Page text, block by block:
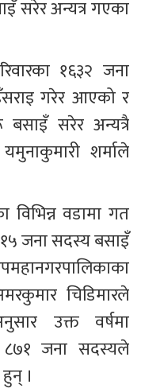
सरेर अन्यत्र गएका
१६३२ जना
गरेर आएको र
सरेर अन्यत्रै
शर्माले
विभिन्न वडामा गत
जना सदस्य बसाइँ
चिडिमारले
उक्त वर्षमा
८७१ जना सदस्यले
।